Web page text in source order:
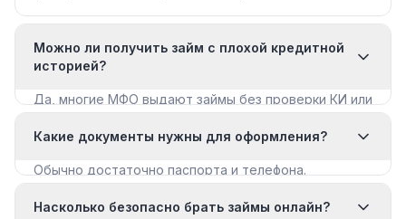
Можно ли получить займ с плохой кредитной
историей?
Да, многие МФО выдают займы без проверки КИ или
с плохой КИ».
Какие документы нужны для оформления?
Обычно достаточно паспорта и телефона.
документы для крупных сумм.
Насколько безопасно брать займы онлайн?